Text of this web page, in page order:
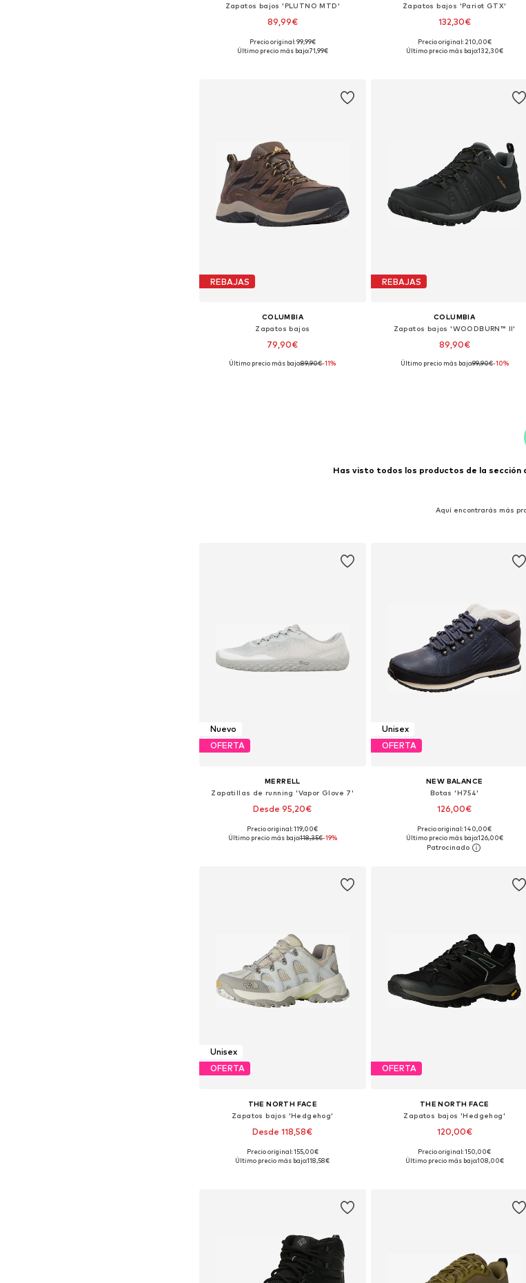
Zapatos bajos 'PLUTNO MTD'
89,99€
Disponible en muchas tallas
Precio original: 99,99€
Último precio más bajo:71,99€
Zapatos bajos 'Pariot GTX'
132,30€
Tallas disponibles: 42, 43, 44, 45, 46
Precio original: 210,00€
Último precio más bajo:132,30€
REBAJAS
COLUMBIA
Zapatos bajos
79,90€
Tallas disponibles: 41,5, 42,5
Último precio más bajo:89,90€-11%
REBAJAS
COLUMBIA
Zapatos bajos 'WOODBURN™ II'
89,90€
Tallas disponibles: 42, 44
Último precio más bajo:99,90€-10%
Has visto todos los productos de la
Aquí encontrarás más
Nuevo
OFERTA
MERRELL
Zapatillas de running 'Vapor Glove 7'
Desde 95,20€
Disponible en muchas tallas
Precio original: 119,00€
Último precio más bajo:118,35€-19%
Unisex
OFERTA
NEW BALANCE
Botas 'H754'
126,00€
Disponible en muchas tallas
Añadir a la cesta
Precio original: 140,00€
Último precio más bajo:126,00€
Unisex
OFERTA
THE NORTH FACE
Zapatos bajos 'Hedgehog'
Desde 118,58€
Disponible en muchas tallas
Precio original: 155,00€
Último precio más bajo:118,58€
OFERTA
THE NORTH FACE
Zapatos bajos 'Hedgehog'
120,00€
Disponible en muchas tallas
Precio original: 150,00€
Último precio más bajo:108,00€